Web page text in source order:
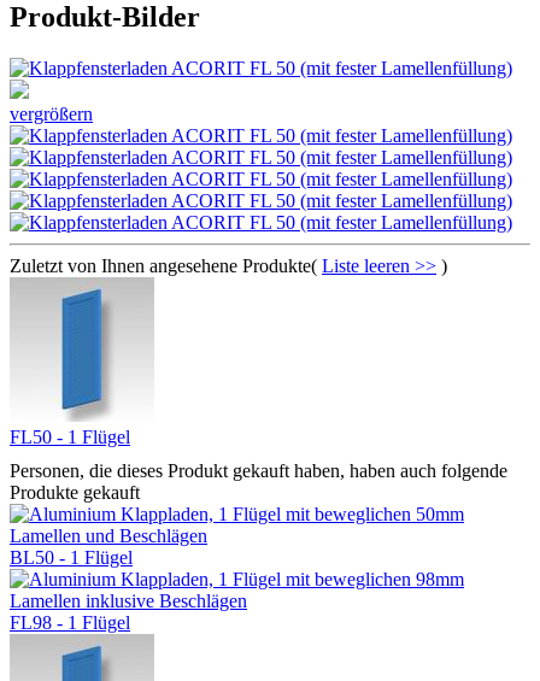
Produkt-Bilder
vergrößern
Zuletzt von Ihnen angesehene Produkte( Liste leeren >> )
FL50 - 1 Flügel
Personen, die dieses Produkt gekauft haben, haben auch folgende
Produkte gekauft
BL50 - 1 Flügel
FL98 - 1 Flügel